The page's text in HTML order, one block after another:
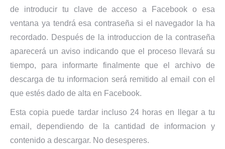
de introducir tu clave de acceso a Facebook o esa
ventana ya tendrá esa contraseña si el navegador la ha
recordado. Después de la introduccion de la contraseña
aparecerá un aviso indicando que el proceso llevará su
tiempo, para informarte finalmente que el archivo de
descarga de tu informacion será remitido al email con el
que estés dado de alta en Facebook.
Esta copia puede tardar incluso 24 horas en llegar a tu
email, dependiendo de la cantidad de informacion y
contenido a descargar. No desesperes.